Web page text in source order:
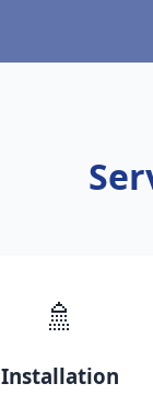
🚿
Installation